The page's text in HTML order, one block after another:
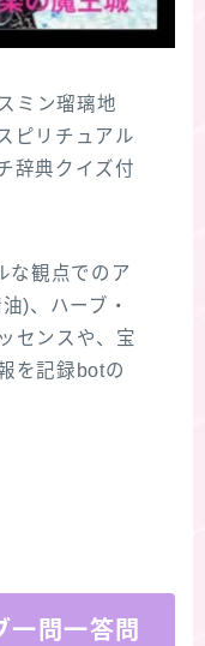
ミン瑠璃地
ピリチュアル
辞典クイズ付
な観点でのア
)、ハーブ・
センスや、宝
を記録botの
一問一答問